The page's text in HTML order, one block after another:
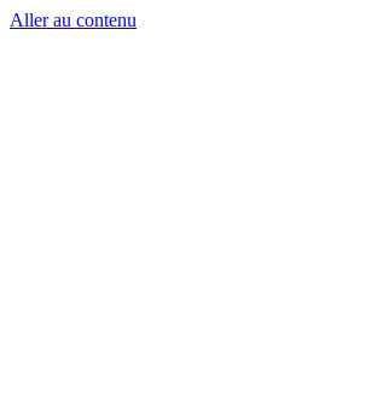
Aller au contenu